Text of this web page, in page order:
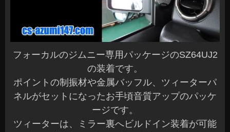
フォーカルのジムニー専用パッケージのSZ64UJ2
の装着です。
ポイントの制振材や金属バッフル、ツィーターパ
ネルがセットになったお手頃音質アップのパッケ
ージです。
ツィーターは、ミラー裏へビルドイン装着が可能